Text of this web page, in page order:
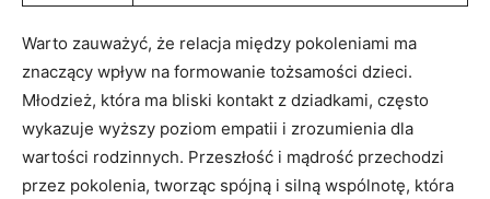
Warto zauważyć, że relacja między pokoleniami ma
znaczący wpływ na formowanie tożsamości dzieci.
Młodzież, która ma bliski kontakt z dziadkami, często
wykazuje wyższy poziom empatii i zrozumienia dla
wartości rodzinnych. Przeszłość i mądrość przechodzi
przez pokolenia, tworząc spójną i silną wspólnotę, która